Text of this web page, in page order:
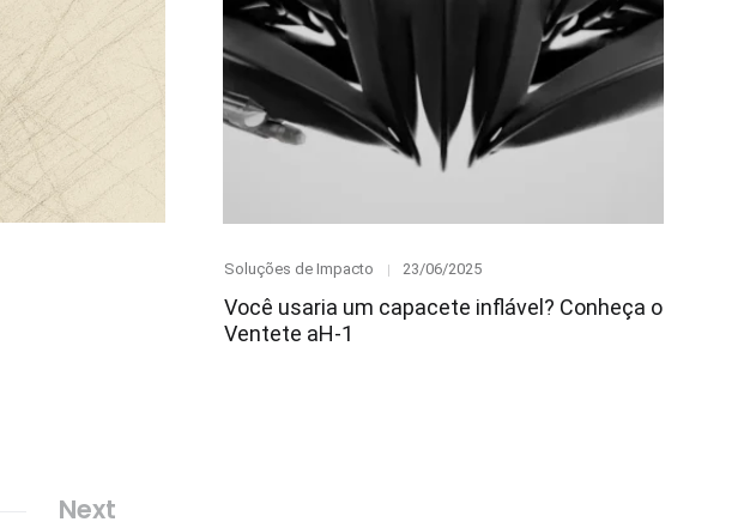
Category
Soluções de Impacto
Posted
23/06/2025
Você usaria um capacete inflável? Conheça o
Ventete aH-1
Next